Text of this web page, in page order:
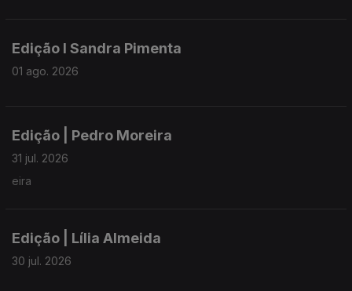
Edição I Sandra Pimenta
01 ago. 2026
Edição | Pedro Moreira
31 jul. 2026
eira
Edição | Lília Almeida
30 jul. 2026